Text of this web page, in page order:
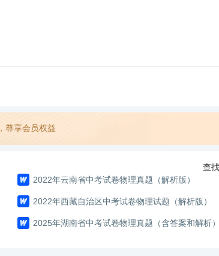
，尊享会员权益
查
2022年云南省中考试卷物理真题（解析版）
2022年西藏自治区中考试卷物理试题（解析版）
2025年湖南省中考试卷物理真题（含答案和解析）